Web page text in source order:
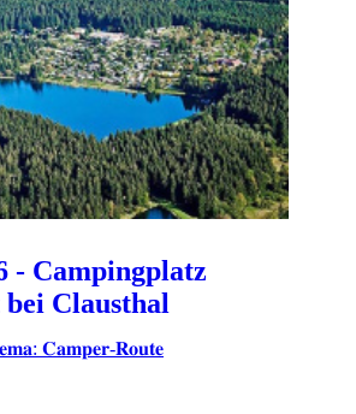
- Campingplatz
Clausthal
𝐂𝐚𝐦𝐩𝐞𝐫-𝐑𝐨𝐮𝐭𝐞